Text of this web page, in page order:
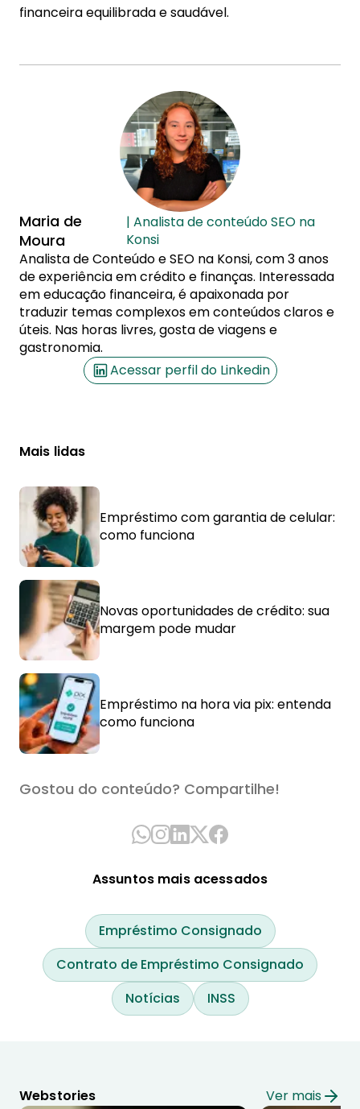
financeira equilibrada e saudável.
Maria de
Moura
| Analista de conteúdo SEO na
Konsi
Analista de Conteúdo e SEO na Konsi, com 3 anos
de experiência em crédito e finanças. Interessada
em educação financeira, é apaixonada por
traduzir temas complexos em conteúdos claros e
úteis. Nas horas livres, gosta de viagens e
gastronomia.
Acessar perfil do Linkedin
Mais lidas
Empréstimo com garantia de celular:
como funciona
Novas oportunidades de crédito: sua
margem pode mudar
Empréstimo na hora via pix: entenda
como funciona
Gostou do conteúdo? Compartilhe!
Assuntos mais acessados
Empréstimo Consignado
Contrato de Empréstimo Consignado
Notícias
INSS
Webstories Ver mais